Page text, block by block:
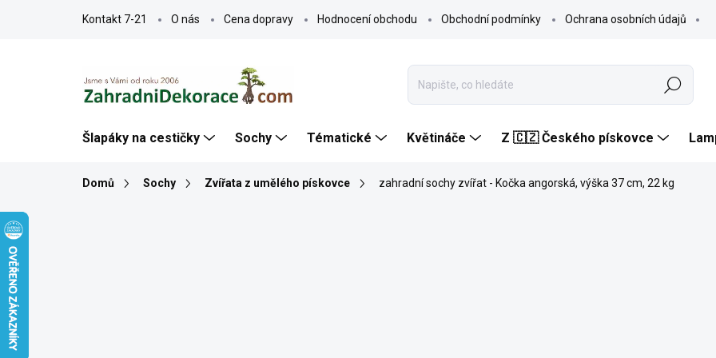
Kontakt 7-21 O nás Cena dopravy Hodnocení obchodu Obchodní podmínky Ochrana osobních údajů
Hledat
Šlapáky na cestičky Sochy Tématické Květináče Z 🇨🇿 Českého pískovce
Domů Sochy Zvířata z umělého pískovce zahradní sochy zvířat - Kočka angorská, výška 37 cm, 22 kg